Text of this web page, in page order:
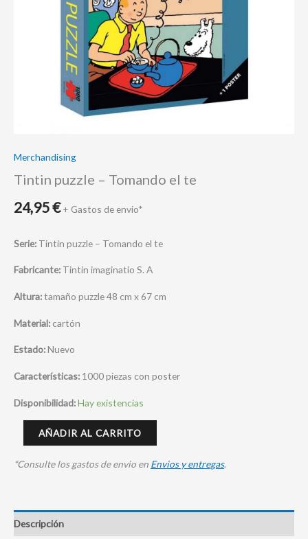
Merchandising
Tintin puzzle – Tomando el te
24,95€ + Gastos de envio*
Serie: Tintin puzzle – Tomando el te
Fabricante: Tintin imaginatio S. A
Altura:tamaño puzzle 48 cm x 67 cm
Material: cartón
Estado:Nuevo
Características: 1000 piezas con poster
Disponibilidad:Hay existencias
AÑADIR AL CARRITO
*Consulte los gastos de envio en Envios y entregas.
Descripción